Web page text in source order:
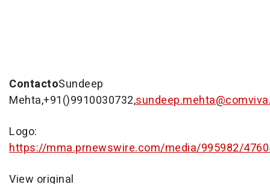
ContactoSundeep
Mehta,+91()9910030732,
Logo:
https://mma.prnewswire.com/media/995982/
View original